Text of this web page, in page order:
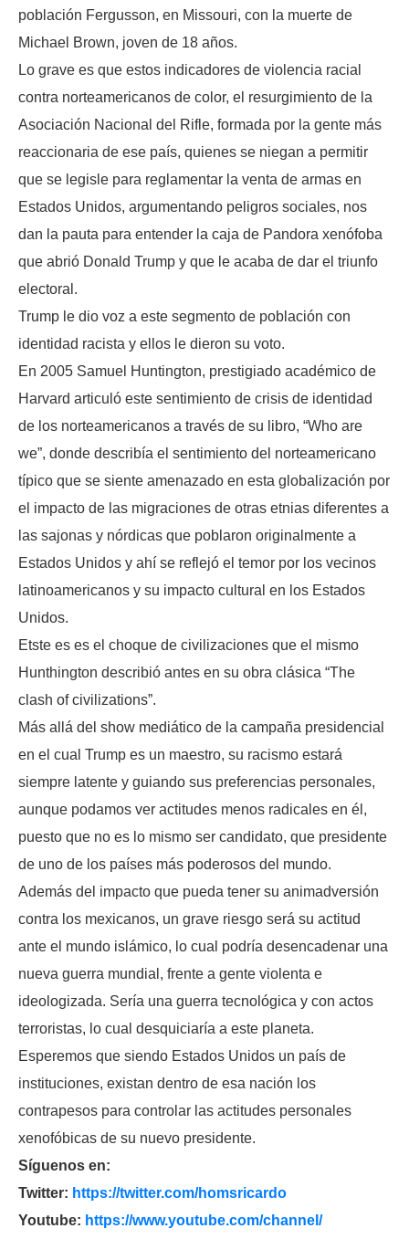
población Fergusson, en Missouri, con la muerte de
Michael Brown, joven de 18 años.
Lo grave es que estos indicadores de violencia racial
contra norteamericanos de color, el resurgimiento de la
Asociación Nacional del Rifle, formada por la gente más
reaccionaria de ese país, quienes se niegan a permitir
que se legisle para reglamentar la venta de armas en
Estados Unidos, argumentando peligros sociales, nos
dan la pauta para entender la caja de Pandora xenófoba
que abrió Donald Trump y que le acaba de dar el triunfo
electoral.
Trump le dio voz a este segmento de población con
identidad racista y ellos le dieron su voto.
En 2005 Samuel Huntington, prestigiado académico de
Harvard articuló este sentimiento de crisis de identidad
de los norteamericanos a través de su libro, “Who are
we”, donde describía el sentimiento del norteamericano
típico que se siente amenazado en esta globalización por
el impacto de las migraciones de otras etnias diferentes a
las sajonas y nórdicas que poblaron originalmente a
Estados Unidos y ahí se reflejó el temor por los vecinos
latinoamericanos y su impacto cultural en los Estados
Unidos.
Etste es es el choque de civilizaciones que el mismo
Hunthington describió antes en su obra clásica “The
clash of civilizations”.
Más allá del show mediático de la campaña presidencial
en el cual Trump es un maestro, su racismo estará
siempre latente y guiando sus preferencias personales,
aunque podamos ver actitudes menos radicales en él,
puesto que no es lo mismo ser candidato, que presidente
de uno de los países más poderosos del mundo.
Además del impacto que pueda tener su animadversión
contra los mexicanos, un grave riesgo será su actitud
ante el mundo islámico, lo cual podría desencadenar una
nueva guerra mundial, frente a gente violenta e
ideologizada. Sería una guerra tecnológica y con actos
terroristas, lo cual desquiciaría a este planeta.
Esperemos que siendo Estados Unidos un país de
instituciones, existan dentro de esa nación los
contrapesos para controlar las actitudes personales
xenofóbicas de su nuevo presidente.
Síguenos en:
Twitter: https://twitter.com/homsricardo
Youtube: https://www.youtube.com/channel/